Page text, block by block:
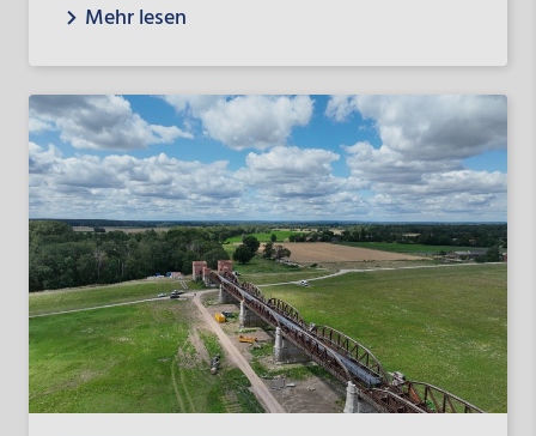
gebildet, die Projekte im sozialen Wohnungsbau für diese
Mehr lesen